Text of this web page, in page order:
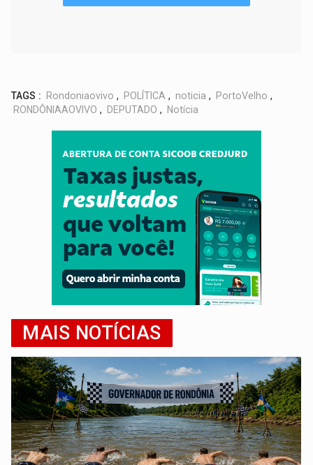
TAGS : Rondoniaovivo , POLÍTICA , noticia , PortoVelho ,
RONDÔNIAAOVIVO , DEPUTADO , Notícia
MAIS NOTÍCIAS